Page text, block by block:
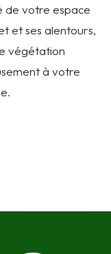
de votre espace
et ses alentours,
végétation
à votre